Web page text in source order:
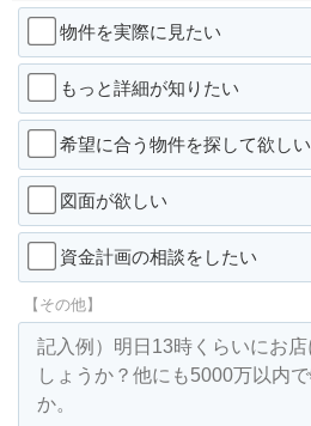
物件を実際に見たい
もっと詳細が知りたい
希望に合う物件を探して欲しい
図面が欲しい
資金計画の相談をしたい
【その他】